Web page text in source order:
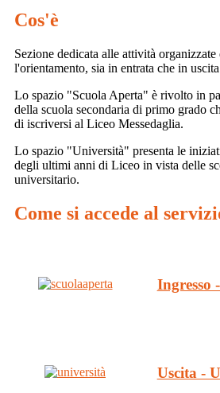
Cos'è
Sezione dedicata alle attività
l'orientamento, sia in entrata che in
Lo spazio "Scuola Aperta" è rivolto in
della scuola secondaria di primo grado
di iscriversi al Liceo Messedaglia.
Lo spazio "Università" presenta le
degli ultimi anni di Liceo in vista delle
universitario.
Come si accede al
Ingresso
Uscita -